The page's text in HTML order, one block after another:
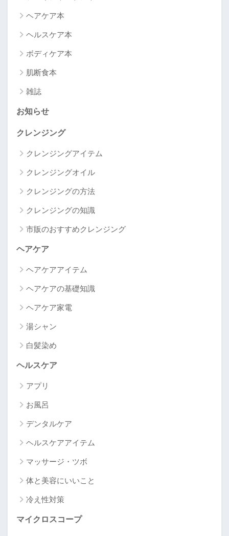
ヘアケア本
ヘルスケア本
ボディケア本
肌断食本
雑誌
お知らせ
クレンジング
クレンジングアイテム
クレンジングオイル
クレンジングの方法
クレンジングの知識
市販のおすすめクレンジング
ヘアケア
ヘアケアアイテム
ヘアケアの基礎知識
ヘアケア家電
湯シャン
白髪染め
ヘルスケア
アプリ
お風呂
デンタルケア
ヘルスケアアイテム
マッサージ・ツボ
体と美容にいいこと
冷え性対策
マイクロスコープ